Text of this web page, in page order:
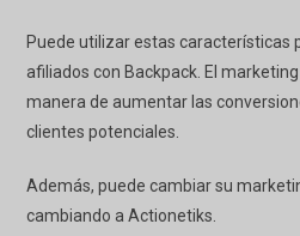
Puede utilizar estas características
afiliados con Backpack. El
manera de aumentar las
clientes potenciales.
Además, puede cambiar su
cambiando aActionetiks